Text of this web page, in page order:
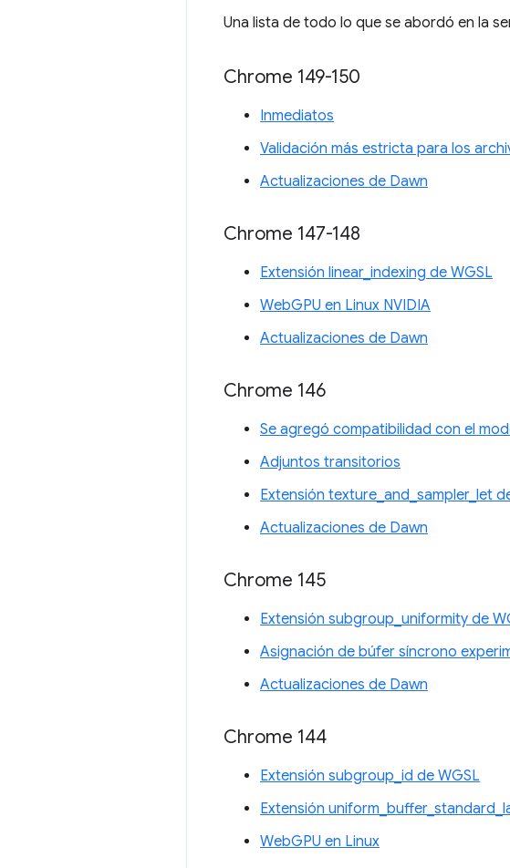
Una lista de todo lo que se abordó en la
Chrome 149-150
Inmediatos
Validación más estricta para los
Actualizaciones de Dawn
Chrome 147-148
Extensión linear_indexing de WGSL
WebGPU en Linux NVIDIA
Actualizaciones de Dawn
Chrome 146
Se agregó compatibilidad con el
Adjuntos transitorios
Extensión texture_and_sampler_let
Actualizaciones de Dawn
Chrome 145
Extensión subgroup_uniformity de
Asignación de búfer síncrono
Actualizaciones de Dawn
Chrome 144
Extensión subgroup_id de WGSL
Extensión
WebGPU en Linux